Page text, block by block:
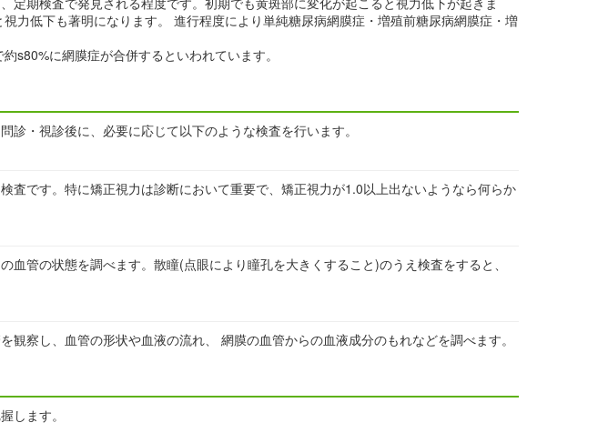
力低下も著明になります。 進行程度により単純糖尿病網膜症・増殖前糖尿病網膜症・増
s80%に網膜症が合併するといわれています。
・視診後に、必要に応じて以下のような検査を行います。
査です。特に矯正視力は診断において重要で、矯正視力が1.0以上出ないようなら何らか
血管の状態を調べます。散瞳(点眼により瞳孔を大きくすること)のうえ検査をすると、
観察し、血管の形状や血液の流れ、 網膜の血管からの血液成分のもれなどを調べます。
します。